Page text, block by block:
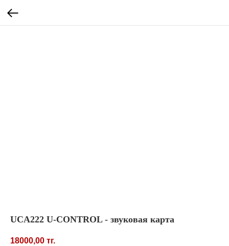
UCA222 U-CONTROL - звуковая карта
18000,00 тг.